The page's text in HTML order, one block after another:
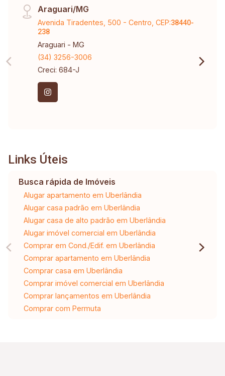
Araguari/MG
Avenida Tiradentes, 500 - Centro, CEP:38440-
238
Araguari - MG
(34) 3256-3006
Creci: 684-J
Links Úteis
Busca rápida de Imóveis
Alugar apartamento em Uberlândia
Alugar casa padrão em Uberlândia
Alugar casa de alto padrão em Uberlândia
Alugar imóvel comercial em Uberlândia
Comprar em Cond./Edif. em Uberlândia
Comprar apartamento em Uberlândia
Comprar casa em Uberlândia
Comprar imóvel comercial em Uberlândia
Comprar lançamentos em Uberlândia
Comprar com Permuta